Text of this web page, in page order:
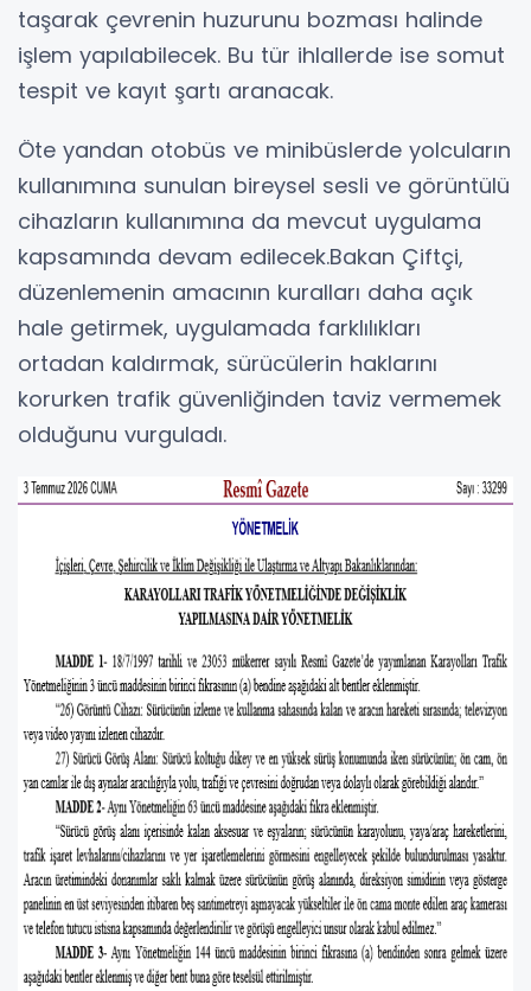
taşarak çevrenin huzurunu bozması halinde
işlem yapılabilecek. Bu tür ihlallerde ise somut
tespit ve kayıt şartı aranacak.
Öte yandan otobüs ve minibüslerde yolcuların
kullanımına sunulan bireysel sesli ve görüntülü
cihazların kullanımına da mevcut uygulama
kapsamında devam edilecek.Bakan Çiftçi,
düzenlemenin amacının kuralları daha açık
hale getirmek, uygulamada farklılıkları
ortadan kaldırmak, sürücülerin haklarını
korurken trafik güvenliğinden taviz vermemek
olduğunu vurguladı.